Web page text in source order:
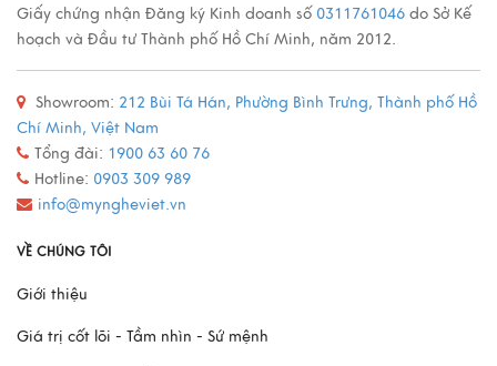
Xem thêm
Quy trình sản xuất đồ đồng
Xem thêm
Mô Hình Thuyền France II - Món Quà Chinh Phục Mọi
Xem thêm
Giấy chứng nhận Đăng ký Kinh doanh số 0311761046 do Sở Kế
hoạch và Đầu tư Thành phố Hồ Chí Minh, năm 2012.
Showroom: 212 Bùi Tá Hán, Phường Bình Trưng, Thành phố Hồ
Chí Minh, Việt Nam
Tổng đài: 1900 63 60 76
Hotline: 0903 309 989
info@myngheviet.vn
VỀ CHÚNG TÔI
Giới thiệu
Giá trị cốt lõi - Tầm nhìn - Sứ mệnh